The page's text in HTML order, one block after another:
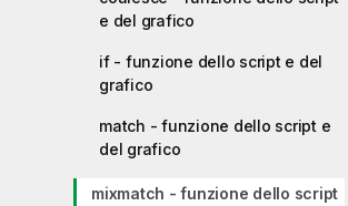
e del grafico
if - funzione dello script e del
grafico
match - funzione dello script e
del grafico
mixmatch - funzione dello script